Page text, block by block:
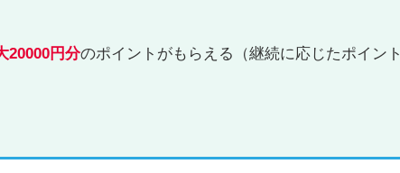
20000円分のポイントがもらえる（継続に応じたポイント